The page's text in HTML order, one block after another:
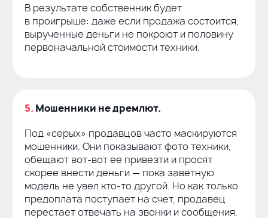
В результате собственник будет
в проигрыше: даже если продажа состоится,
вырученные деньги не покроют и половину
первоначальной стоимости техники.
5. Мошенники не дремлют.
Под «серых» продавцов часто маскируются
мошенники. Они показывают фото техники,
обещают вот-вотее привезти и просят
скорее внести деньги — пока заветную
модель не увел кто-то другой. Но как только
предоплата поступает на счет, продавец
перестает отвечать на звонки и сообщения.